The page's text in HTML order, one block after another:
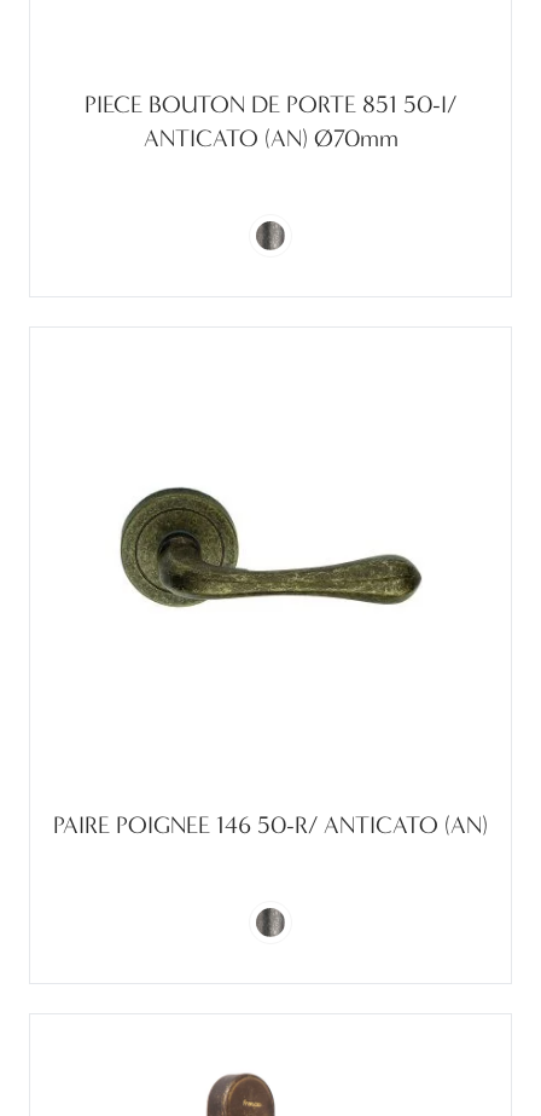
PIECE BOUTON DE PORTE 851 50-I/
ANTICATO (AN) Ø70mm
PAIRE POIGNEE 146 50-R/ ANTICATO (AN)